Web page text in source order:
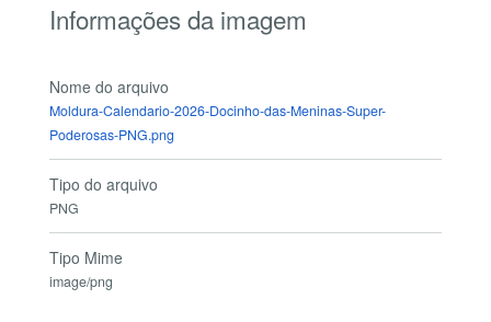
Informações da imagem
Nome do arquivo
Moldura-Calendario-2026-Docinho-das-Meninas-Super-
Poderosas-PNG.png
Tipo do arquivo
PNG
Tipo Mime
image/png